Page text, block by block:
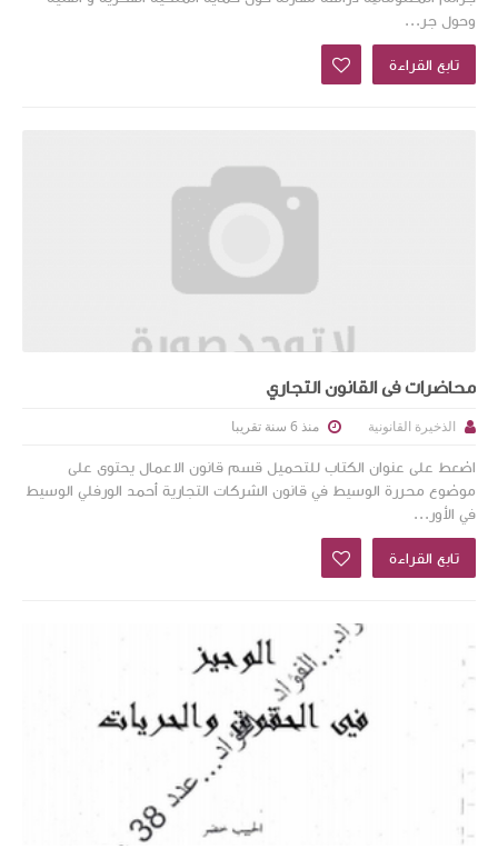
وحول جر...
تابع القراءة
محاضرات فى القانون التجاري
الذخيرة القانونية منذ 6 سنة تقريبا
اضعط على عنوان الكتاب للتحميل قسم قانون الاعمال يحتوى على
موضوع محررة الوسيط في قانون الشركات التجارية أحمد الورفلي الوسيط
في الأور...
تابع القراءة